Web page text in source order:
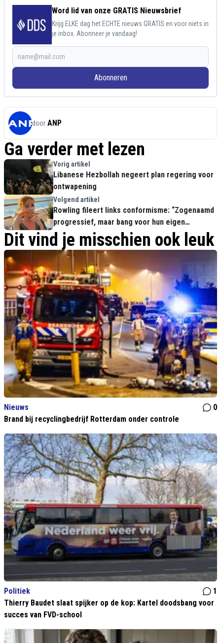
Word lid van onze GRATIS Nieuwsbrief
Krijg ELKE dag het ECHTE nieuws GRATIS en voor niets in
je inbox. Abonneer je vandaag!
Abonneren
door ANP
Ga verder met lezen
Vorig artikel
Libanese Hezbollah negeert plan regering voor
ontwapening
Volgend artikel
Rowling fileert links conformisme: “Zogenaamd
progressief, maar bang voor hun eigen
kringetje”
Dit vind je misschien ook leuk
Nieuws
0
Brand bij recyclingbedrijf Rotterdam onder controle
Politiek
1
Thierry Baudet slaat spijker op de kop: Kartel doodsbang voor
succes van FVD-school